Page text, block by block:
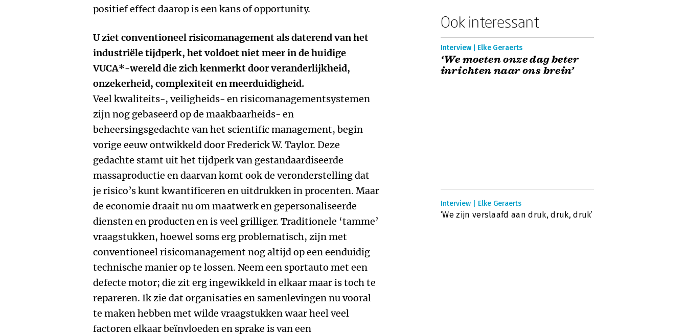
positief effect daarop is een kans of opportunity.
U ziet conventioneel risicomanagement als daterend van het
industriële tijdperk, het voldoet niet meer in de huidige
VUCA*-wereld die zich kenmerkt door veranderlijkheid,
onzekerheid, complexiteit en meerduidigheid.
Veel kwaliteits-, veiligheids- en risicomanagementsystemen
zijn nog gebaseerd op de maakbaarheids- en
beheersingsgedachte van het scientific management, begin
vorige eeuw ontwikkeld door Frederick W. Taylor. Deze
gedachte stamt uit het tijdperk van gestandaardiseerde
massaproductie en daarvan komt ook de veronderstelling dat
je risico’s kunt kwantificeren en uitdrukken in procenten. Maar
de economie draait nu om maatwerk en gepersonaliseerde
diensten en producten en is veel grilliger. Traditionele ‘tamme’
vraagstukken, hoewel soms erg problematisch, zijn met
conventioneel risicomanagement nog altijd op een eenduidig
technische manier op te lossen. Neem een sportauto met een
defecte motor; die zit erg ingewikkeld in elkaar maar is toch te
repareren. Ik zie dat organisaties en samenlevingen nu vooral
te maken hebben met wilde vraagstukken waar heel veel
factoren elkaar beïnvloeden en sprake is van een
Ook interessant
Interview | Elke Geraerts
‘We moeten onze dag beter
inrichten naar ons brein’
Interview | Elke Geraerts
‘We zijn verslaafd aan druk, druk, druk’